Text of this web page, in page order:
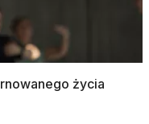
życia